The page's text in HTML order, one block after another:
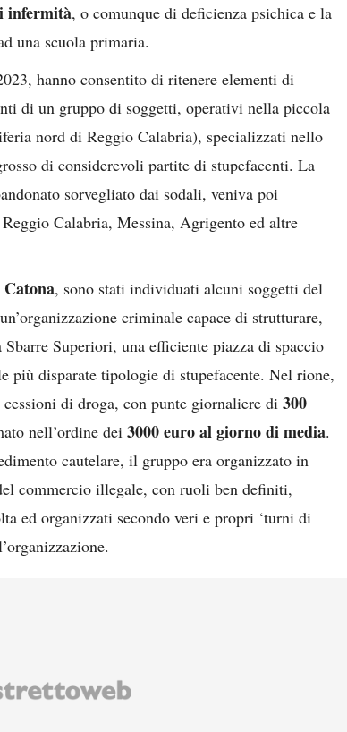
infermità, o comunque di deficienza psichica e la
una scuola primaria.
hanno consentito di ritenere elementi di
di un gruppo di soggetti, operativi nella piccola
nord di Reggio Calabria), specializzati nello
di considerevoli partite di stupefacenti. La
sorvegliato dai sodali, veniva poi
Calabria, Messina, Agrigento ed altre
, sono stati individuati alcuni soggetti del
criminale capace di strutturare,
Superiori, una efficiente piazza di spaccio
più disparate tipologie di stupefacente. Nel rione,
di droga, con punte giornaliere di 300
nell’ordine dei 3000 euro al giorno di media.
cautelare, il gruppo era organizzato in
commercio illegale, con ruoli ben definiti,
ed organizzati secondo veri e propri ‘turni di